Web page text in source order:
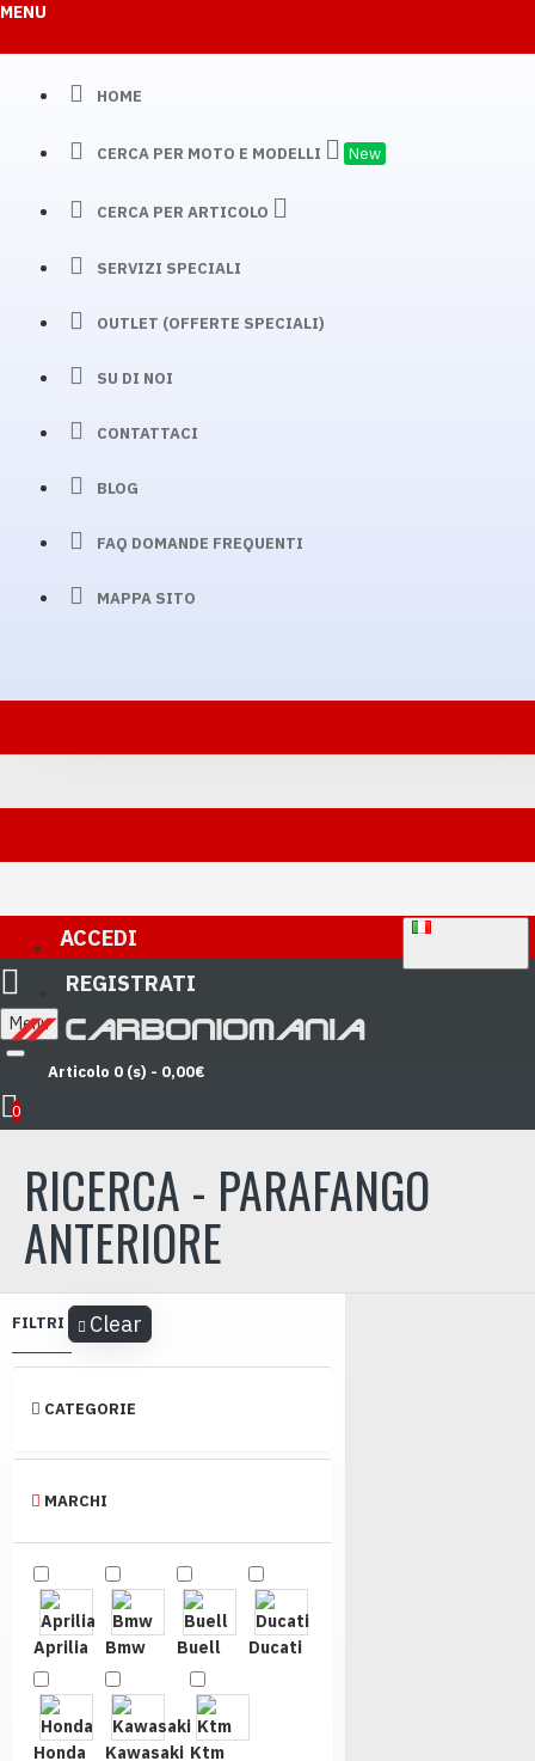
MENU
HOME
CERCA PER MOTO E MODELLI New
CERCA PER ARTICOLO
SERVIZI SPECIALI
OUTLET (OFFERTE SPECIALI)
SU DI NOI
CONTATTACI
BLOG
FAQ DOMANDE FREQUENTI
MAPPA SITO
ACCEDI
REGISTRATI
Menu
Articolo 0 (s) - 0,00€
0
RICERCA - PARAFANGO
ANTERIORE
FILTRI Clear
CATEGORIE
MARCHI
Aprilia Bmw Buell Ducati
Honda Kawasaki Ktm